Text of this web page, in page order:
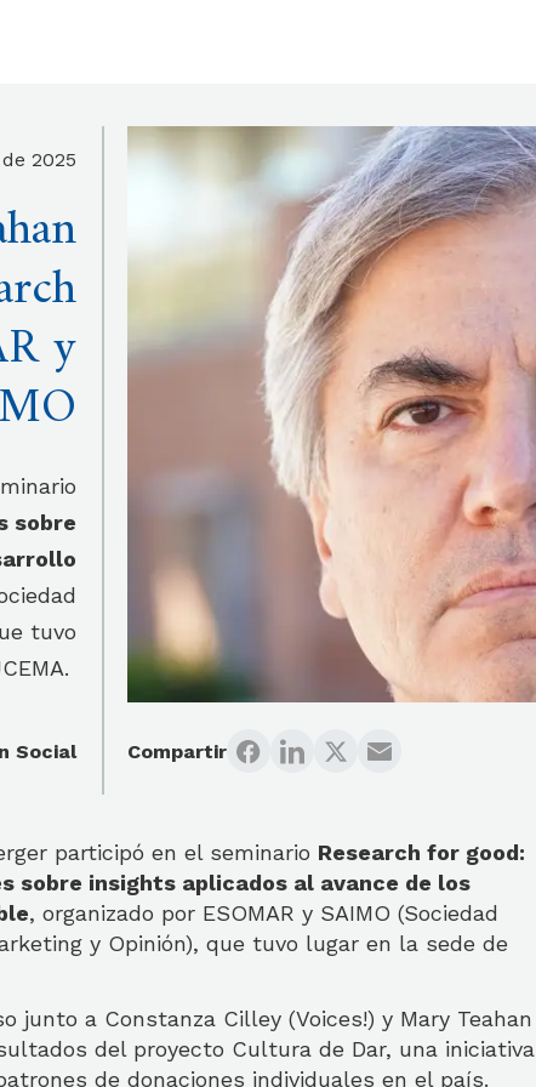
2025
y
sobre
tuvo
Social Compartir
participó en el seminario Research for good:
sobre insights aplicados al avance de los
, organizado por ESOMAR y SAIMO (Sociedad
y Opinión), que tuvo lugar en la sede de
junto a Constanza Cilley (Voices!) y Mary Teahan
del proyecto Cultura de Dar, una iniciativa
de donaciones individuales en el país.